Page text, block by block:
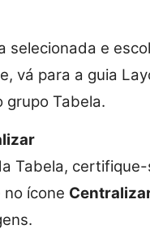
selecionada e
vá para a guia
grupo Tabela.
Tabela,
ícone